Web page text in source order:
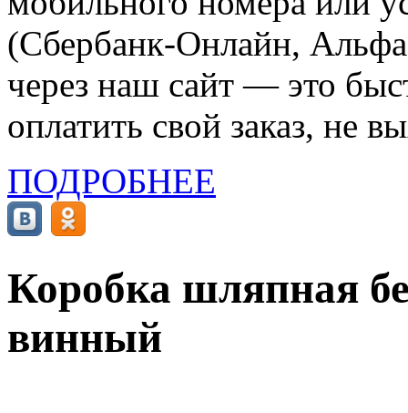
(Сбербанк-Онлайн,
через наш сайт — это
оплатить свой заказ, не
ПОДРОБНЕЕ
Коробка шляпная
винный